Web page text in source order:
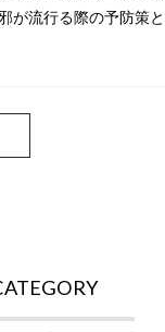
が流行る際の予防策と